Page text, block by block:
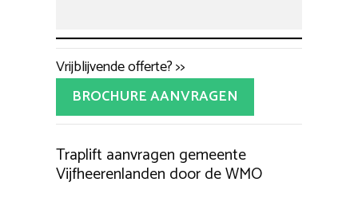
Vrijblijvende offerte? >>
BROCHURE AANVRAGEN
Traplift aanvragen gemeente
Vijfheerenlanden door de WMO